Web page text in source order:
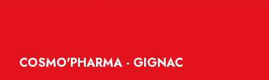
COSMO'PHARMA - GIGNAC